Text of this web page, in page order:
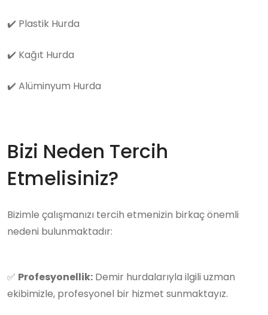
✔️ Plastik Hurda
✔️ Kağıt Hurda
✔️ Alüminyum Hurda
Bizi Neden Tercih
Etmelisiniz?
Bizimle çalışmanızı tercih etmenizin birkaç önemli
nedeni bulunmaktadır:
✅ Profesyonellik: Demir hurdalarıyla ilgili uzman
ekibimizle, profesyonel bir hizmet sunmaktayız.